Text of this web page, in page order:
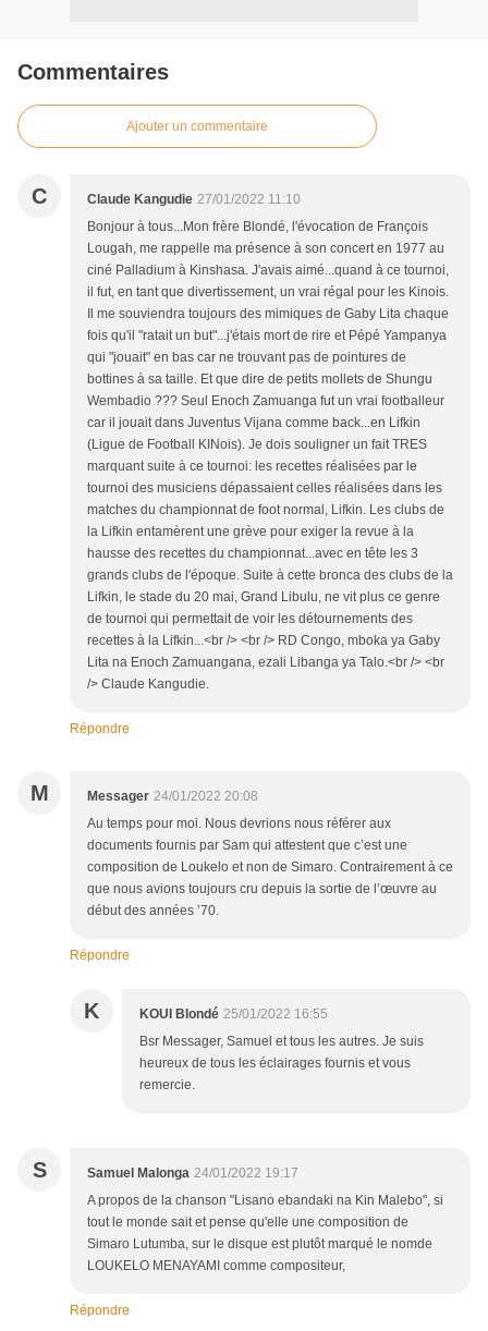
Commentaires
Ajouter un commentaire
C Claude Kangudie 27/01/2022 11:10
Bonjour à tous...Mon frère Blondé, l'évocation de François
Lougah, me rappelle ma présence à son concert en 1977 au
ciné Palladium à Kinshasa. J'avais aimé...quand à ce tournoi,
il fut, en tant que divertissement, un vrai régal pour les Kinois.
Il me souviendra toujours des mimiques de Gaby Lita chaque
fois qu'il "ratait un but"...j'étais mort de rire et Pépé Yampanya
qui "jouait" en bas car ne trouvant pas de pointures de
bottines à sa taille. Et que dire de petits mollets de Shungu
Wembadio ??? Seul Enoch Zamuanga fut un vrai footballeur
car il jouait dans Juventus Vijana comme back...en Lifkin
(Ligue de Football KINois). Je dois souligner un fait TRES
marquant suite à ce tournoi: les recettes réalisées par le
tournoi des musiciens dépassaient celles réalisées dans les
matches du championnat de foot normal, Lifkin. Les clubs de
la Lifkin entamèrent une grève pour exiger la revue à la
hausse des recettes du championnat...avec en tête les 3
grands clubs de l'époque. Suite à cette bronca des clubs de la
Lifkin, le stade du 20 mai, Grand Libulu, ne vit plus ce genre
de tournoi qui permettait de voir les détournements des
recettes à la Lifkin...<br /> <br /> RD Congo, mboka ya Gaby
Lita na Enoch Zamuangana, ezali Libanga ya Talo.<br /> <br
/> Claude Kangudie.
Répondre
M Messager 24/01/2022 20:08
Au temps pour moi. Nous devrions nous référer aux
documents fournis par Sam qui attestent que c’est une
composition de Loukelo et non de Simaro. Contrairement à ce
que nous avions toujours cru depuis la sortie de l’œuvre au
début des années ’70.
Répondre
K KOUI Blondé 25/01/2022 16:55
Bsr Messager, Samuel et tous les autres. Je suis
heureux de tous les éclairages fournis et vous
remercie.
S Samuel Malonga 24/01/2022 19:17
A propos de la chanson "Lisano ebandaki na Kin Malebo", si
tout le monde sait et pense qu'elle une composition de
Simaro Lutumba, sur le disque est plutôt marqué le nomde
LOUKELO MENAYAMI comme compositeur,
Répondre